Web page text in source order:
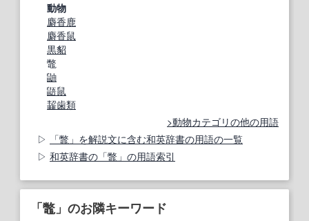
動物
麝香鹿
麝香鼠
黒貂
鼈
鼬
鼯鼠
齧歯類
動物カテゴリの他の用語
「鼈」を解説文に含む和英辞書の用語の一覧
和英辞書の「鼈」の用語索引
「鼈」のお隣キーワード